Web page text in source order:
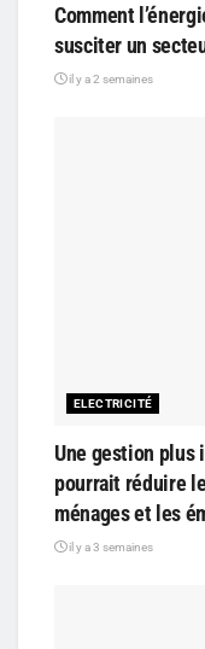
Comment
susciter un
il y a 2 semaines
ELECTRICITÉ
Une gestion
pourrait réduire
ménages et les
il y a 3 semaines